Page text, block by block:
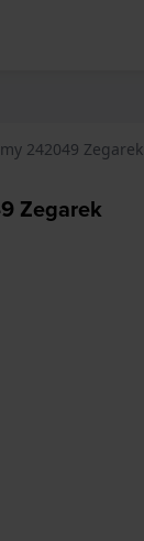
242049 Zegarek
Zegarek